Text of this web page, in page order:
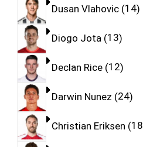
Dusan Vlahovic 14
Diogo Jota 13
Declan Rice 12
Darwin Nunez 24
Christian Eriksen 18